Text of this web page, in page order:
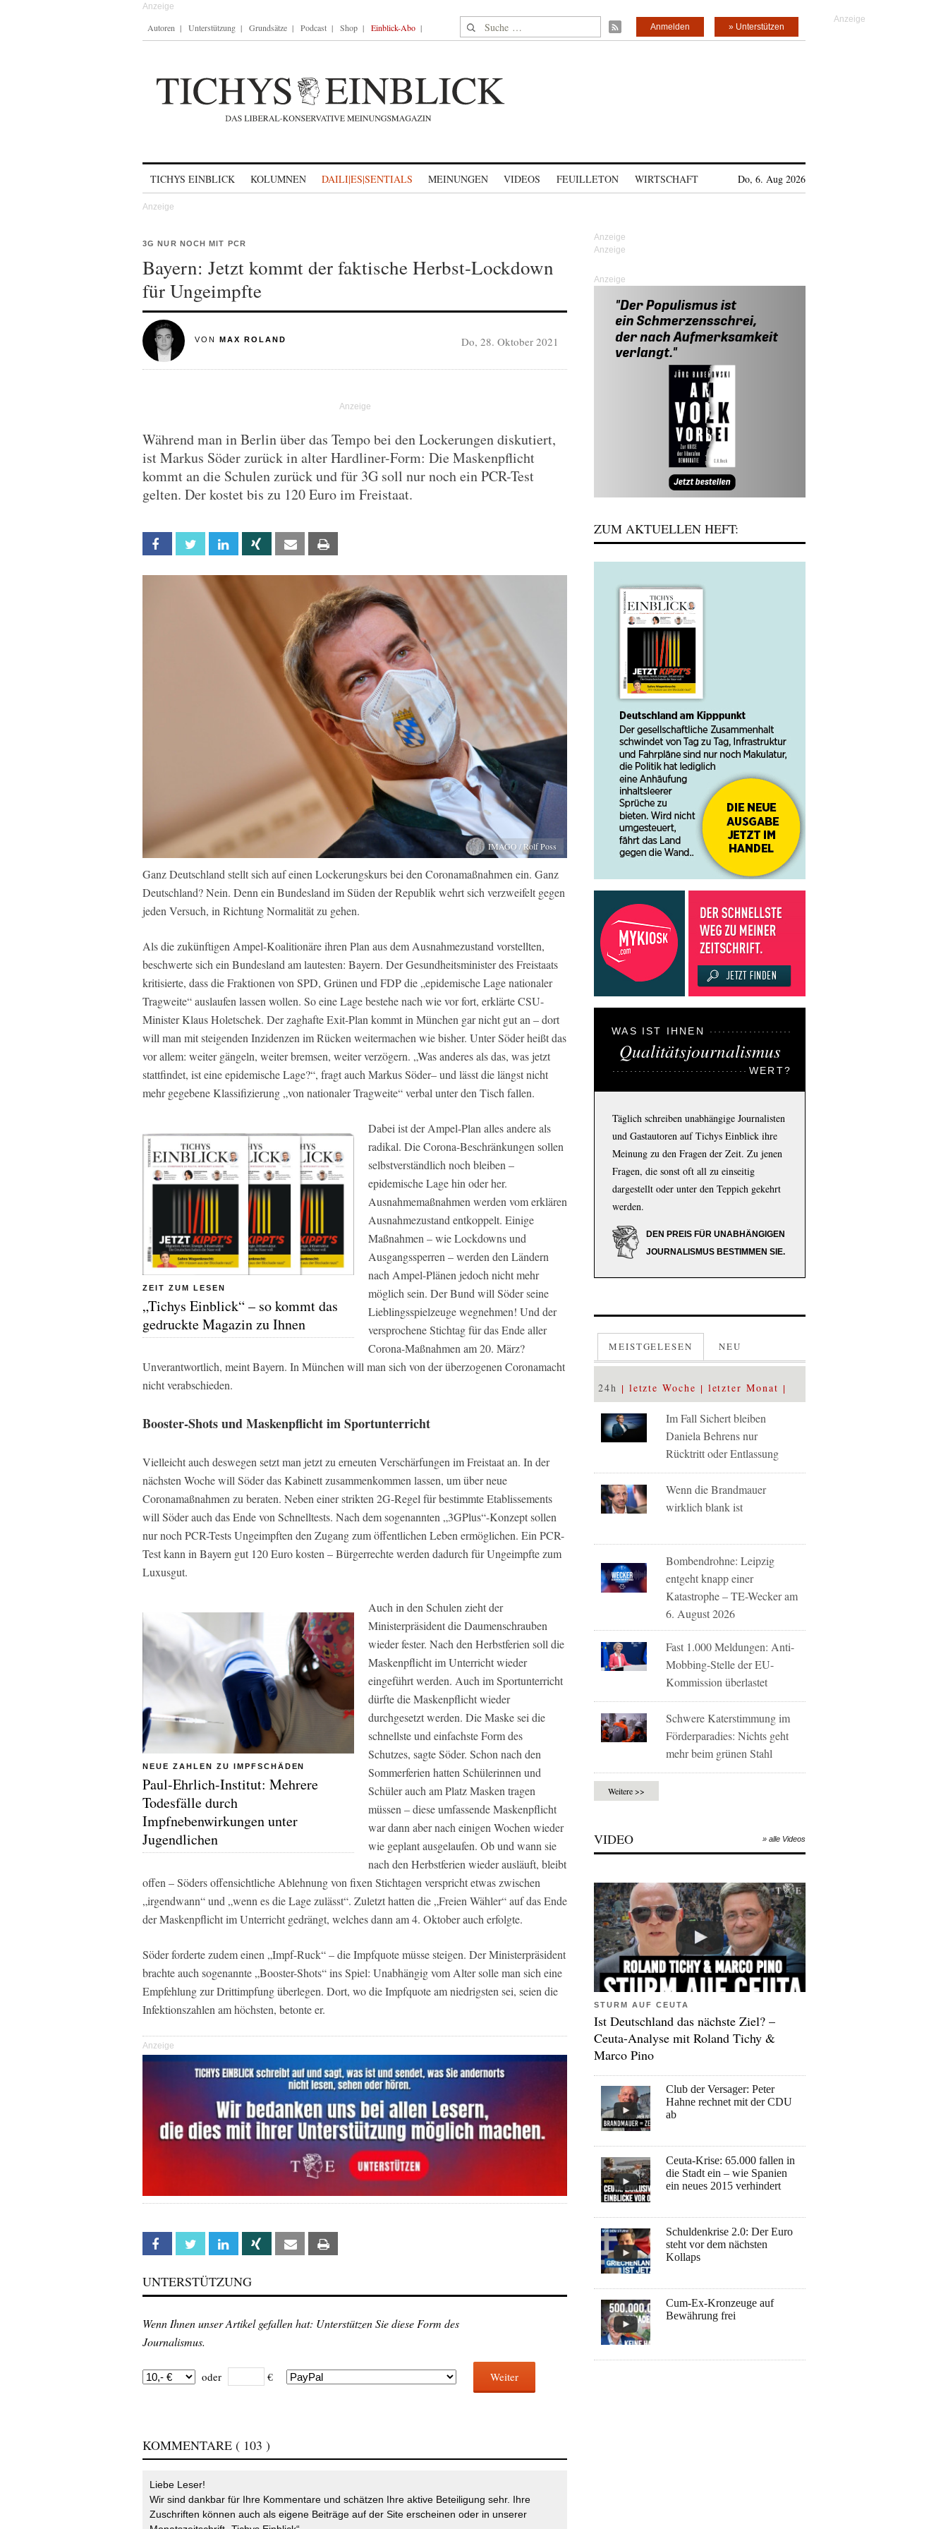
Autoren Unterstützung Grundsätze Podcast Shop Einblick-Abo Suche nach: » Unterstützen
Anmelden
TICHYS EINBLICK KOLUMNEN DAILI|ES|SENTIALS MEINUNGEN VIDEOS FEUILLETON WIRTSCHAFT Do, 6. Aug 2026
3G NUR NOCH MIT PCR
Bayern: Jetzt kommt der faktische Herbst-Lockdown
für Ungeimpfte
VON MAX ROLAND Do, 28. Oktober 2021
Während man in Berlin über das Tempo bei den Lockerungen diskutiert,
ist Markus Söder zurück in alter Hardliner-Form: Die Maskenpflicht
kommt an die Schulen zurück und für 3G soll nur noch ein PCR-Test
gelten. Der kostet bis zu 120 Euro im Freistaat.
Facebook Twitter Linkedin Xing Email
IMAGO / Rolf Poss
Ganz Deutschland stellt sich auf einen Lockerungskurs bei den Coronamaßnahmen ein. Ganz
Deutschland? Nein. Denn ein Bundesland im Süden der Republik wehrt sich verzweifelt gegen
jeden Versuch, in Richtung Normalität zu gehen.
Als die zukünftigen Ampel-Koalitionäre ihren Plan aus dem Ausnahmezustand vorstellten,
beschwerte sich ein Bundesland am lautesten: Bayern. Der Gesundheitsminister des Freistaats
kritisierte, dass die Fraktionen von SPD, Grünen und FDP die „epidemische Lage nationaler
Tragweite“ auslaufen lassen wollen. So eine Lage bestehe nach wie vor fort, erklärte CSU-
Minister Klaus Holetschek. Der zaghafte Exit-Plan kommt in München gar nicht gut an – dort
will man mit steigenden Inzidenzen im Rücken weitermachen wie bisher. Unter Söder heißt das
vor allem: weiter gängeln, weiter bremsen, weiter verzögern. „Was anderes als das, was jetzt
stattfindet, ist eine epidemische Lage?“, fragt auch Markus Söder– und lässt die längst nicht
mehr gegebene Klassifizierung „von nationaler Tragweite“ verbal unter den Tisch fallen.
ZEIT ZUM LESEN
„Tichys Einblick“ – so kommt das
gedruckte Magazin zu Ihnen
Dabei ist der Ampel-Plan alles andere als
radikal. Die Corona-Beschränkungen sollen
selbstverständlich noch bleiben –
epidemische Lage hin oder her.
Ausnahmemaßnahmen werden vom erklären
Ausnahmezustand entkoppelt. Einige
Maßnahmen – wie Lockdowns und
Ausgangssperren – werden den Ländern
nach Ampel-Plänen jedoch nicht mehr
möglich sein. Der Bund will Söder seine
Lieblingsspielzeuge wegnehmen! Und der
versprochene Stichtag für das Ende aller
Corona-Maßnahmen am 20. März?
Unverantwortlich, meint Bayern. In München will man sich von der überzogenen Coronamacht
nicht verabschieden.
Booster-Shots und Maskenpflicht im Sportunterricht
Vielleicht auch deswegen setzt man jetzt zu erneuten Verschärfungen im Freistaat an. In der
nächsten Woche will Söder das Kabinett zusammenkommen lassen, um über neue
Coronamaßnahmen zu beraten. Neben einer strikten 2G-Regel für bestimmte Etablissements
will Söder auch das Ende von Schnelltests. Nach dem sogenannten „3GPlus“-Konzept sollen
nur noch PCR-Tests Ungeimpften den Zugang zum öffentlichen Leben ermöglichen. Ein PCR-
Test kann in Bayern gut 120 Euro kosten – Bürgerrechte werden dadurch für Ungeimpfte zum
Luxusgut.
NEUE ZAHLEN ZU IMPFSCHÄDEN
Paul-Ehrlich-Institut: Mehrere
Todesfälle durch
Impfnebenwirkungen unter
Jugendlichen
Auch in den Schulen zieht der
Ministerpräsident die Daumenschrauben
wieder fester. Nach den Herbstferien soll die
Maskenpflicht im Unterricht wieder
eingeführt werden. Auch im Sportunterricht
dürfte die Maskenpflicht wieder
durchgesetzt werden. Die Maske sei die
schnellste und einfachste Form des
Schutzes, sagte Söder. Schon nach den
Sommerferien hatten Schülerinnen und
Schüler auch am Platz Masken tragen
müssen – diese umfassende Maskenpflicht
war dann aber nach einigen Wochen wieder
wie geplant ausgelaufen. Ob und wann sie
nach den Herbstferien wieder ausläuft, bleibt
offen – Söders offensichtliche Ablehnung von fixen Stichtagen verspricht etwas zwischen
„irgendwann“ und „wenn es die Lage zulässt“. Zuletzt hatten die „Freien Wähler“ auf das Ende
der Maskenpflicht im Unterricht gedrängt, welches dann am 4. Oktober auch erfolgte.
Söder forderte zudem einen „Impf-Ruck“ – die Impfquote müsse steigen. Der Ministerpräsident
brachte auch sogenannte „Booster-Shots“ ins Spiel: Unabhängig vom Alter solle man sich eine
Empfehlung zur Drittimpfung überlegen. Dort, wo die Impfquote am niedrigsten sei, seien die
Infektionszahlen am höchsten, betonte er.
Anzeige
Facebook Twitter Linkedin Xing Email
UNTERSTÜTZUNG
Wenn Ihnen unser Artikel gefallen hat: Unterstützen Sie diese Form des
Journalismus.
oder € Weiter
KOMMENTARE ( 103 )
Liebe Leser!
Wir sind dankbar für Ihre Kommentare und schätzen Ihre aktive Beteiligung sehr. Ihre
Zuschriften können auch als eigene Beiträge auf der Site erscheinen oder in unserer
Anzeige
ZUM AKTUELLEN HEFT:
WAS IST IHNEN
Qualitätsjournalismus
WERT?
Täglich schreiben unabhängige Journalisten
und Gastautoren auf Tichys Einblick ihre
Meinung zu den Fragen der Zeit. Zu jenen
Fragen, die sonst oft all zu einseitig
dargestellt oder unter den Teppich gekehrt
werden.
DEN PREIS FÜR UNABHÄNGIGEN
JOURNALISMUS BESTIMMEN SIE.
MEISTGELESEN NEU
24h letzte Woche letzter Monat
Im Fall Sichert bleiben
Daniela Behrens nur
Rücktritt oder Entlassung
Wenn die Brandmauer
wirklich blank ist
Bombendrohne: Leipzig
entgeht knapp einer
Katastrophe – TE-Wecker am
6. August 2026
Fast 1.000 Meldungen: Anti-
Mobbing-Stelle der EU-
Kommission überlastet
Schwere Katerstimmung im
Förderparadies: Nichts geht
mehr beim grünen Stahl
Weitere >>
VIDEO » alle Videos
STURM AUF CEUTA
Ist Deutschland das nächste Ziel? –
Ceuta-Analyse mit Roland Tichy &
Marco Pino
Club der Versager: Peter
Hahne rechnet mit der CDU
ab
Ceuta-Krise: 65.000 fallen in
die Stadt ein – wie Spanien
ein neues 2015 verhindert
Schuldenkrise 2.0: Der Euro
steht vor dem nächsten
Kollaps
Cum-Ex-Kronzeuge auf
Bewährung frei